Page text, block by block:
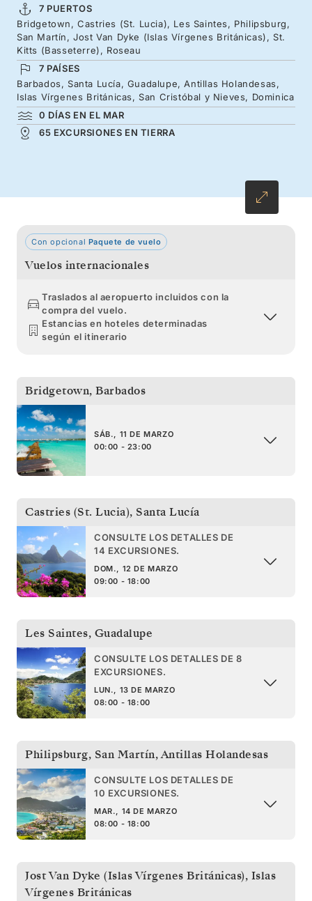
islas alegres, puertos de moda y paisajes
exuberantes. Desde la bahía de tejados rojos
de Les Saintes hasta las verdes Pitons de Santa
Lucía, descubra historias de plantaciones,
arrecifes de coral y costas repletas de
palmeras. Navegue por las islas orientales,
nade en aguas cálidas y pasee por playas de
7 PUERTOS
Bridgetown, Castries (St. Lucia), Les Saintes, Philipsburg,
San Martín, Jost Van Dyke (Islas Vírgenes Británicas), St.
Kitts (Basseterre), Roseau
7 PAÍSES
Barbados, Santa Lucía, Guadalupe, Antillas Holandesas,
Islas Vírgenes Británicas, San Cristóbal y Nieves, Dominica
0 DÍAS EN EL MAR
65 EXCURSIONES EN TIERRA
Con opcional Paquete de vuelo
Vuelos internacionales
Traslados al aeropuerto incluidos con la
compra del vuelo.
Estancias en hoteles determinadas
según el itinerario
Bridgetown, Barbados
SÁB., 11 DE MARZO
00:00 - 23:00
Castries (St. Lucia), Santa Lucía
CONSULTE LOS DETALLES DE
14 EXCURSIONES.
DOM., 12 DE MARZO
09:00 - 18:00
Les Saintes, Guadalupe
CONSULTE LOS DETALLES DE 8
EXCURSIONES.
LUN., 13 DE MARZO
08:00 - 18:00
Philipsburg, San Martín,Antillas Holandesas
CONSULTE LOS DETALLES DE
10 EXCURSIONES.
MAR., 14 DE MARZO
08:00 - 18:00
Jost Van Dyke (Islas Vírgenes Británicas), Islas
Vírgenes Británicas